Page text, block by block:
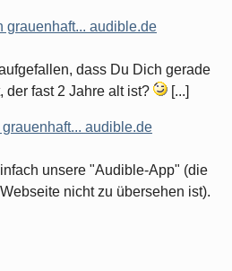
grauenhaft... audible.de
dass Du Dich gerade
der fast 2 Jahre alt ist?
[...]
audible.de
unsere "Audible-App" (die
nicht zu übersehen ist).